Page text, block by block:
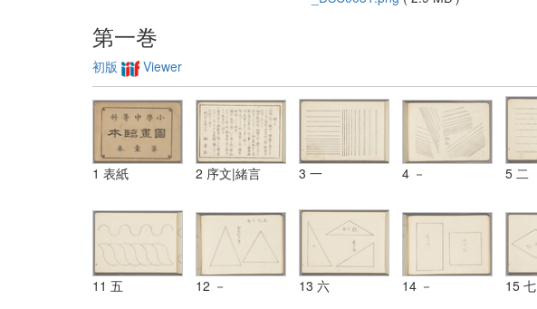
第一巻
初版 Viewer
1 表紙 2 序文|緒言 3 一 4 － 5 二
11 五 12 － 13 六 14 － 15 七